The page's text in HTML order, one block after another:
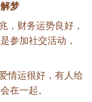
梦
，财务运势良好，
参加社交活动，
情运很好，有人给
在一起。